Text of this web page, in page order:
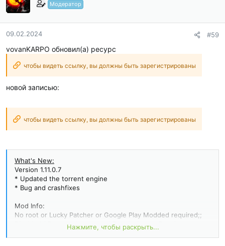
Модератор
09.02.2024 #59
vovanKARPO обновил(а) ресурс
чтобы видеть ссылку, вы должны быть зарегистрированы
новой записью:
чтобы видеть ссылку, вы должны быть зарегистрированы
What's New:
Version 1.11.0.7
* Updated the torrent engine
* Bug and crashfixes
Mod Info:
No root or Lucky Patcher or Google Play Modded required;;
Disabled / Removed unwanted Permissions + Receivers +
Нажмите, чтобы раскрыть...